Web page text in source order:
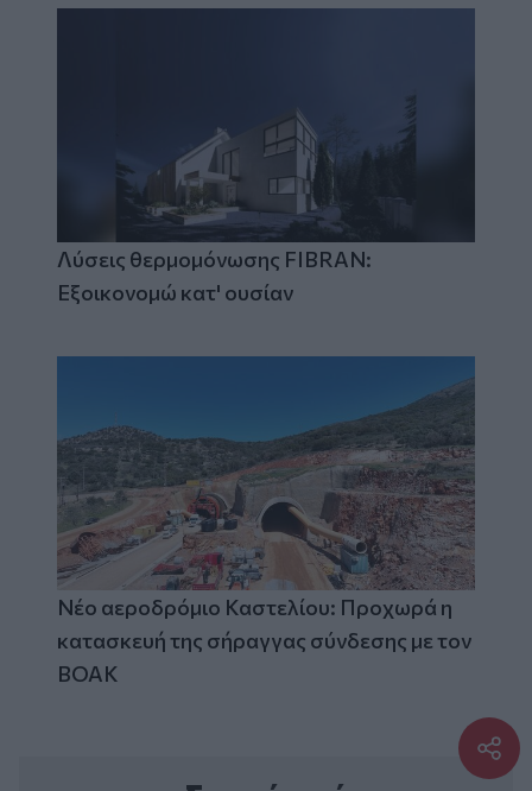
Λύσεις θερμομόνωσης FIBRAN:
Εξοικονομώ κατ' ουσίαν
Νέο αεροδρόμιο Καστελίου: Προχωρά η
κατασκευή της σήραγγας σύνδεσης με τον
ΒΟΑΚ